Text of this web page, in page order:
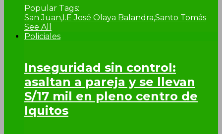
Popular Tags:
San Juan, I.E José Olaya Balandra,Santo Tomás
See All
Policiales
Inseguridad sin control:
asaltan a pareja y se llevan
S/17 mil en pleno centro de
Iquitos